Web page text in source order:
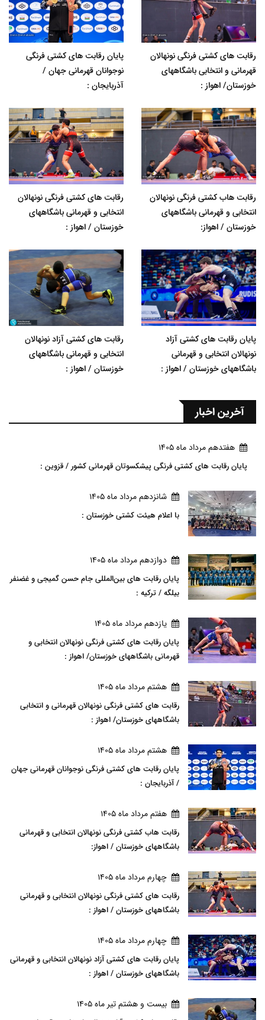
رقابت های کشتی فرنگی نونهالان
قهرمانی و انتخابی باشگاههای
خوزستان/ اهواز :
پایان رقابت های کشتی فرنگی
نوجوانان قهرمانی جهان /
آذربایجان :
رقابت هاب کشتی فرنگی نونهالان
انتخابی و قهرمانی باشگاههای
خوزستان / اهواز:
رقابت های کشتی فرنگی نونهالان
انتخابی و قهرمانی باشگاههای
خوزستان / اهواز :
پایان رقابت های کشتی آزاد
نونهالان انتخابی و قهرمانی
باشگاههای خوزستان / اهواز :
رقابت های کشتی آزاد نونهالان
انتخابی و قهرمانی باشگاههای
خوزستان / اهواز :
آخرین اخبار
هفتدهم مرداد ماه 1405
پایان رقابت های کشتی فرنگی پیشکسوتان قهرمانی کشور / قزوین :
شانزدهم مرداد ماه 1405
با اعلام هیئت کشتی خوزستان :
دوازدهم مرداد ماه 1405
پایان رقابت های بین‌المللی جام حسن گمیجی و غضنفر
بیلگه / ترکیه :
يازدهم مرداد ماه 1405
پایان رقابت های کشتی فرنگی نونهالان انتخابی و
قهرمانی باشگاههای خوزستان/ اهواز :
هشتم مرداد ماه 1405
رقابت های کشتی فرنگی نونهالان قهرمانی و انتخابی
باشگاههای خوزستان/ اهواز :
هشتم مرداد ماه 1405
پایان رقابت های کشتی فرنگی نوجوانان قهرمانی جهان
/ آذربایجان :
هفتم مرداد ماه 1405
رقابت هاب کشتی فرنگی نونهالان انتخابی و قهرمانی
باشگاههای خوزستان / اهواز:
چهارم مرداد ماه 1405
رقابت های کشتی فرنگی نونهالان انتخابی و قهرمانی
باشگاههای خوزستان / اهواز :
چهارم مرداد ماه 1405
پایان رقابت های کشتی آزاد نونهالان انتخابی و قهرمانی
باشگاههای خوزستان / اهواز :
بيست و هشتم تير ماه 1405